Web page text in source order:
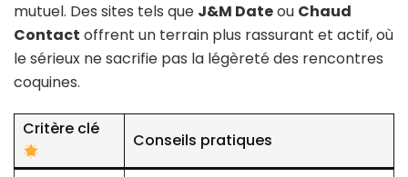
mutuel. Des sites tels que J&M Dateou Chaud
Contact offrent un terrain plus rassurant et actif, où
le sérieux ne sacrifie pas la légèreté des rencontres
coquines.
Critère clé
Conseils pratiques